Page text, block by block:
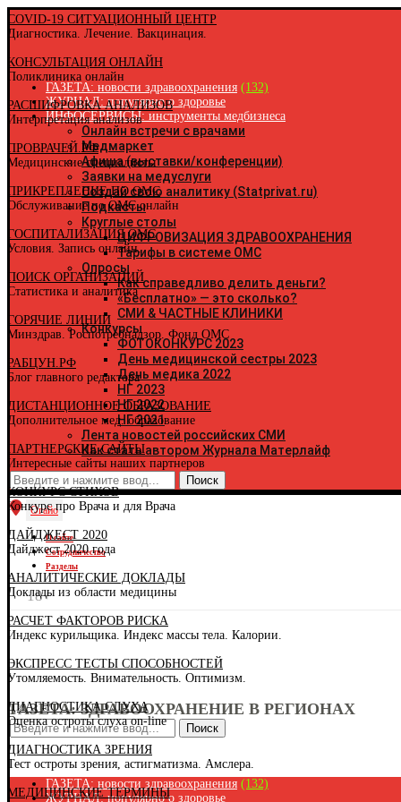
COVID-19 СИТУАЦИОННЫЙ ЦЕНТР
Диагностика. Лечение. Вакцинация.
КОНСУЛЬТАЦИЯ ОНЛАЙН
Поликлиника онлайн
РАСШИФРОВКА АНАЛИЗОВ
Интерпретация анализов
ПРОВРАЧЕЙ.РФ
Медицинские специалисты
ПРИКРЕПЛЕНИЕ ПО ОМС
Обслуживание по ОМС онлайн
ГОСПИТАЛИЗАЦИЯ ОМС
Условия. Запись онлайн.
ПОИСК ОРГАНИЗАЦИЙ
Статистика и аналитика
ГОРЯЧИЕ ЛИНИИ
Минздрав. Роспотребнадзор. Фонд ОМС
РАБЦУН.РФ
Блог главного редактора
ДИСТАНЦИОННОЕ ОБРАЗОВАНИЕ
Дополнительное мед. образование
ПАРТНЕРСКИЕ САЙТЫ
Интересные сайты наших партнеров
КОНКУРС СТИХОВ
Конкурс про Врача и для Врача
ДАЙДЖЕСТ 2020
Дайджест 2020 года
АНАЛИТИЧЕСКИЕ ДОКЛАДЫ
Доклады из области медицины
РАСЧЕТ ФАКТОРОВ РИСКА
Индекс курильщика. Индекс массы тела. Калории.
ЭКСПРЕСС ТЕСТЫ СПОСОБНОСТЕЙ
Утомляемость. Внимательность. Оптимизм.
ДИАГНОСТИКА СЛУХА
Оценка остроты слуха on-line
ДИАГНОСТИКА ЗРЕНИЯ
Тест остроты зрения, астигматизма. Амслера.
МЕДИЦИНСКИЕ ТЕРМИНЫ
ГАЗЕТА: новости здравоохранения (132)
ЖУРНАЛ: популярно о здоровье
ИНФОСЕРВИСЫ: инструменты медбизнеса
Онлайн встречи с врачами
Медмаркет
Афиша (выставки/конференции)
Заявки на медуслуги
Создай свою аналитику (Statprivat.ru)
Подкасты
Круглые столы
ЦИФРОВИЗАЦИЯ ЗДРАВООХРАНЕНИЯ
Тарифы в системе ОМС
Опросы
Как справедливо делить деньги?
«Бесплатно» — это сколько?
СМИ & ЧАСТНЫЕ КЛИНИКИ
Конкурсы
ФОТОКОНКУРС 2023
День медицинской сестры 2023
День медика 2022
НГ 2023
НГ 2022
НГ 2021
Лента новостей российских СМИ
Как стать автором Журнала Матерлайф
Огайо
О сайте
Сотрудничество
Разделы
18+
ГАЗЕТА: ЗДРАВООХРАНЕНИЕ В РЕГИОНАХ
Поиск
ГАЗЕТА: новости здравоохранения (132)
ЖУРНАЛ: популярно о здоровье